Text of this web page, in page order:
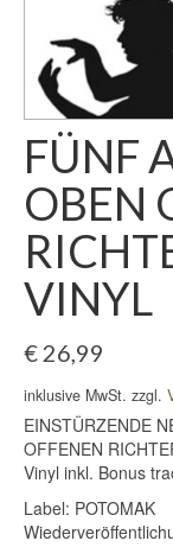
FÜNF
OBEN
VINYL
€ 26,99
inklusive MwSt. zzgl.
EINSTÜRZENDE
OFFENEN
Vinyl inkl. Bonus
Label: POTOMAK